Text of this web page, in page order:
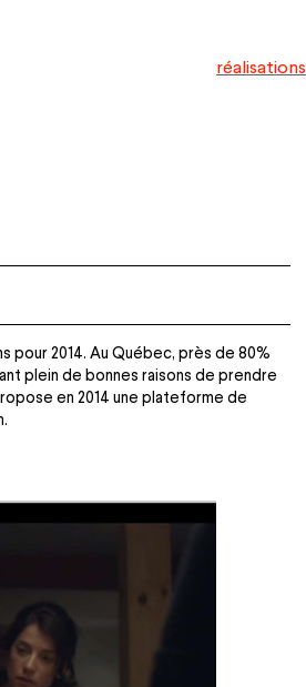
réalisations
pour 2014. Au Québec, près de 80%
plein de bonnes raisons de prendre
en 2014 une plateforme de